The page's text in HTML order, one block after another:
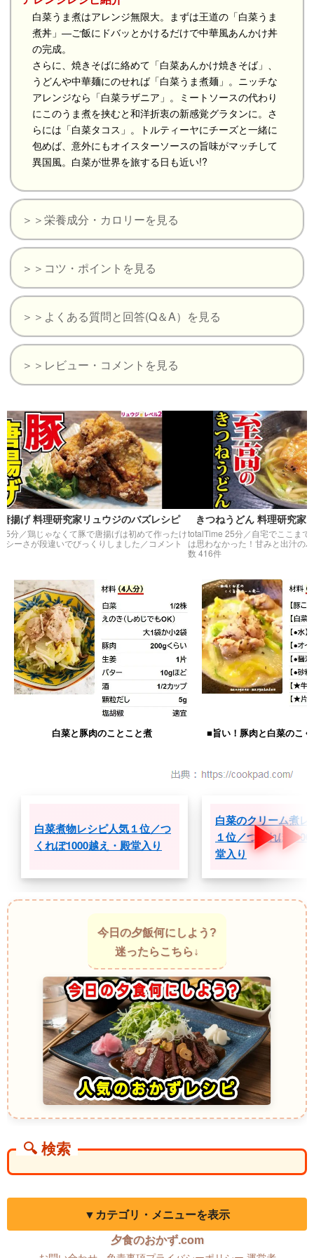
白菜うま煮はアレンジ無限大。まずは王道の「白菜うま
煮丼」―ご飯にドバッとかけるだけで中華風あんかけ丼
の完成。
さらに、焼きそばに絡めて「白菜あんかけ焼きそば」、
うどんや中華麺にのせれば「白菜うま煮麺」。ニッチな
アレンジなら「白菜ラザニア」。ミートソースの代わり
にこのうま煮を挟むと和洋折衷の新感覚グラタンに。さ
らには「白菜タコス」。トルティーヤにチーズと一緒に
包めば、意外にもオイスターソースの旨味がマッチして
異国風。白菜が世界を旅する日も近い!?
＞＞栄養成分・カロリーを見る
＞＞コツ・ポイントを見る
＞＞よくある質問と回答(Q＆A）を見る
＞＞レビュー・コメントを見る
料理研究家リュウジのバズレシピ
じゃなくて豚で唐揚げは初めて作ったけ
段違いでびっくりしました ／コメント
きつねうどん 料理研究家リュウ
totalTime 25分／ 自宅でここまで香ばし
は思わなかった！甘みと出汁のバランス
数 416件
白菜と豚肉のことこと煮 ■旨い！豚肉と白菜のこ
白菜煮物レシピ人気１位／つ
くれぽ1000越え・殿堂入り
白菜のクリーム煮レ
１位／つくれぽ
堂入り
今日の夕飯何にしよう?
迷ったらこちら↓
🔍 検索
▼カテゴリ・メニューを表示
夕食のおかず.com